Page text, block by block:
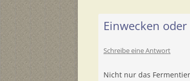
Einwecken
Schreibe eine Antwort
Nicht nur das